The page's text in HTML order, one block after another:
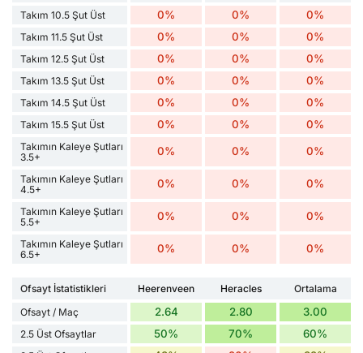
Takım 10.5 Şut Üst 0% 0% 0%
Takım 11.5 Şut Üst 0% 0% 0%
Takım 12.5 Şut Üst 0% 0% 0%
Takım 13.5 Şut Üst 0% 0% 0%
Takım 14.5 Şut Üst 0% 0% 0%
Takım 15.5 Şut Üst 0% 0% 0%
Takımın Kaleye Şutları
3.5+
0% 0% 0%
Takımın Kaleye Şutları
4.5+
0% 0% 0%
Takımın Kaleye Şutları
5.5+
0% 0% 0%
Takımın Kaleye Şutları
6.5+
0% 0% 0%
Ofsayt İstatistikleri Heerenveen Heracles
Ortalama
Ofsayt / Maç
2.64 2.80 3.00
2.5 Üst Ofsaytlar 50% 70% 60%